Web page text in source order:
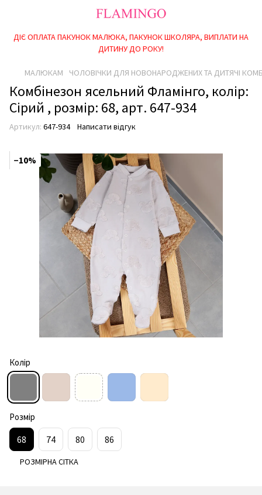
ДІЄ ОПЛАТА ПАКУНОК МАЛЮКА, ПАКУНОК ШКОЛЯРА, ВИПЛАТИ НА
ДИТИНУ ДО РОКУ!
МАЛЮКАМ ЧОЛОВІЧКИ ДЛЯ НОВОНАРОДЖЕНИХ ТА ДИТЯЧІ
Комбінезон ясельний Фламінго, колір:
Сірий , розмір: 68, арт. 647-934
Артикул: 647-934 Написати відгук
−10%
Колір
Розмір
68 74 80 86
РОЗМІРНА СІТКА